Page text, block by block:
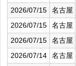
2026/07/15
名古屋
2026/07/15
名古屋
2026/07/15
名古屋
2026/07/14
名古屋